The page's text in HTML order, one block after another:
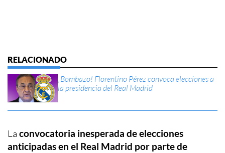
¡Bombazo! Florentino Pérez convoca elecciones a
la presidencia del Real Madrid
La convocatoria inesperada de elecciones
anticipadas en el Real Madrid por parte de